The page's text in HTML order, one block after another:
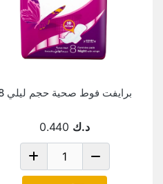
برايفت فوط صحية حجم ليلي 8
د.ك 0.440